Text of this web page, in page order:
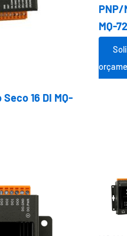
16 DI MQ-
PNP/
MQ-